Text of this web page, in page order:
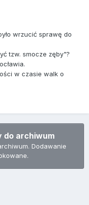
wrzucić sprawę do
tzw. smocze zęby"?
w czasie walk o
do archiwum
Dodawanie